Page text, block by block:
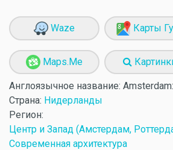
Waze Карты
Maps.Me
Англоязычное название:
Страна: Нидерланды
Регион:
Центр и Запад (Амстердам,
Современная архитектура